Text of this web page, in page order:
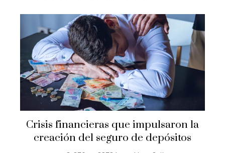
Crisis financieras que impulsaron la
creación del seguro de depósitos